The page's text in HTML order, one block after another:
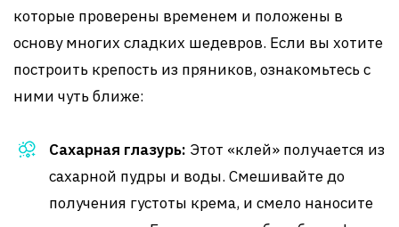
которые проверены временем и положены в
основу многих сладких шедевров. Если вы хотите
построить крепость из пряников, ознакомьтесь с
ними чуть ближе:
Сахарная глазурь: Этот «клей» получается из
сахарной пудры и воды. Смешивайте до
получения густоты крема, и смело наносите